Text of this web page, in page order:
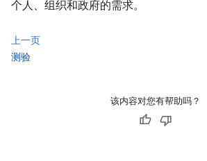
个人、组织和政府的需求。
上一页
测验
该内容对您有帮助吗？